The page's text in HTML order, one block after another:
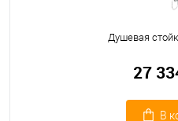
Душевая
27
В